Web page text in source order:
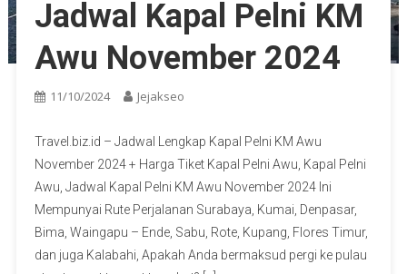
Jadwal Kapal Pelni KM
Awu November 2024
11/10/2024 Jejakseo
Travel.biz.id – Jadwal Lengkap Kapal Pelni KM Awu
November 2024 + Harga Tiket Kapal Pelni Awu, Kapal Pelni
Awu, Jadwal Kapal Pelni KM Awu November 2024 Ini
Mempunyai Rute Perjalanan Surabaya, Kumai, Denpasar,
Bima, Waingapu – Ende, Sabu, Rote, Kupang, Flores Timur,
dan juga Kalabahi, Apakah Anda bermaksud pergi ke pulau